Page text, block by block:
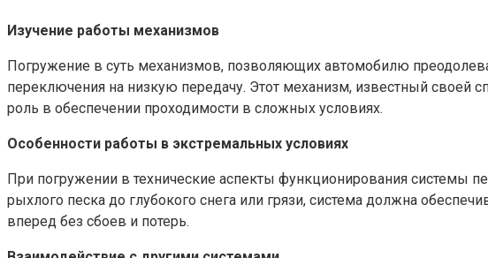
Изучение работы механизмов
Погружение в суть механизмов, позволяющих автомобилю
переключения на низкую передачу. Этот механизм, известный
роль в обеспечении проходимости в сложных условиях.
Особенности работы в экстремальных условиях
При погружении в технические аспекты функционирования системы
рыхлого песка до глубокого снега или грязи, система должна
вперед без сбоев и потерь.